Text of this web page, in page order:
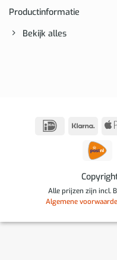
Productinformatie
Bekijk alles
IDeal
Alle prijzen zijn incl.
Algemene